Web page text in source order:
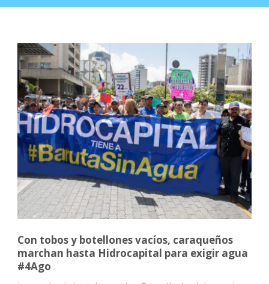
Con tobos y botellones vacíos, caraqueños
marchan hasta Hidrocapital para exigir agua
#4Ago